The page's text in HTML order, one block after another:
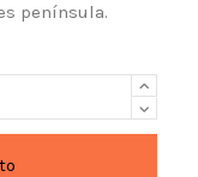
península.